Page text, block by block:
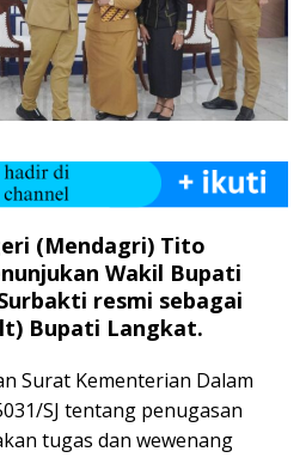
(Mendagri) Tito
Wakil Bupati
resmi sebagai
Bupati Langkat.
Surat Kementerian Dalam
SJ tentang penugasan
tugas dan wewenang